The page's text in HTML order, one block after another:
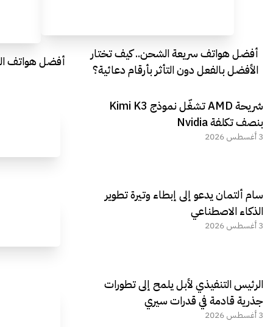
أفضل هواتف سريعة الشحن.. كيف تختار
الأفضل بالفعل دون التأثر بأرقام دعائية؟
أفضل هواتف
شريحة AMD تشغّل نموذج Kimi K3
بنصف تكلفة Nvidia
3 أغسطس 2026
سام ألتمان يدعو إلى إبطاء وتيرة تطوير
الذكاء الاصطناعي
3 أغسطس 2026
الرئيس التنفيذي لأبل يلمح إلى تطورات
جذرية قادمة في قدرات سيري
3 أغسطس 2026